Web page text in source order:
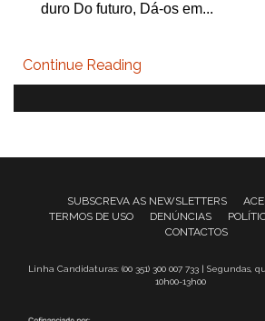
duro Do futuro, Dá-os em...
Continue Reading
SUBSCREVA AS NEWSLETTERS
TERMOS DE USO
DENÚNCIAS
CONTACTOS
Linha Candidaturas: (00 351) 300 007 733 | Segundas,
10h00-13h00